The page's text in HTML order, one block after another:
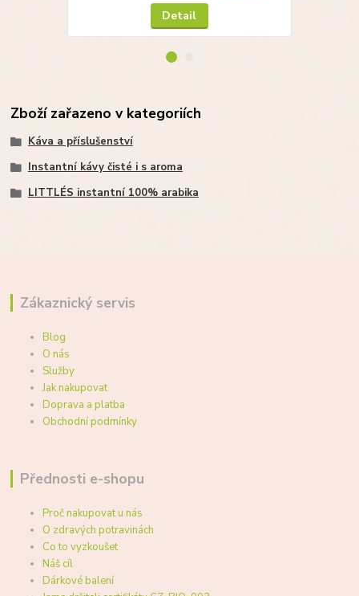
Detail
Zboží zařazeno v kategoriích
Káva a příslušenství
Instantní kávy čisté i s aroma
LITTLÉS instantní 100% arabika
Zákaznický servis
Blog
O nás
Služby
Jak nakupovat
Doprava a platba
Obchodní podmínky
Přednosti e-shopu
Proč nakupovat u nás
O zdravých potravinách
Co to vyzkoušet
Náš cíl
Dárkové balení